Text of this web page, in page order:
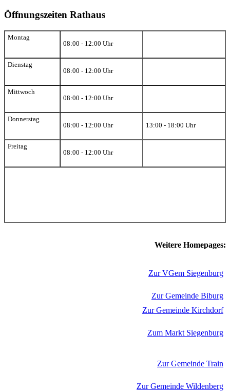
Öffnungszeiten Rathaus
Montag
08:00 - 12:00 Uhr
Dienstag
08:00 - 12:00 Uhr
Mittwoch
08:00 - 12:00 Uhr
Donnerstag
08:00 - 12:00 Uhr
13:00 - 18:00 Uhr
Freitag
08:00 - 12:00 Uhr
Weitere Homepages:
Zur VGem Siegenburg
Zur Gemeinde Biburg
Zur Gemeinde Kirchdorf
Zum Markt Siegenburg
Zur Gemeinde Train
Zur Gemeinde Wildenberg